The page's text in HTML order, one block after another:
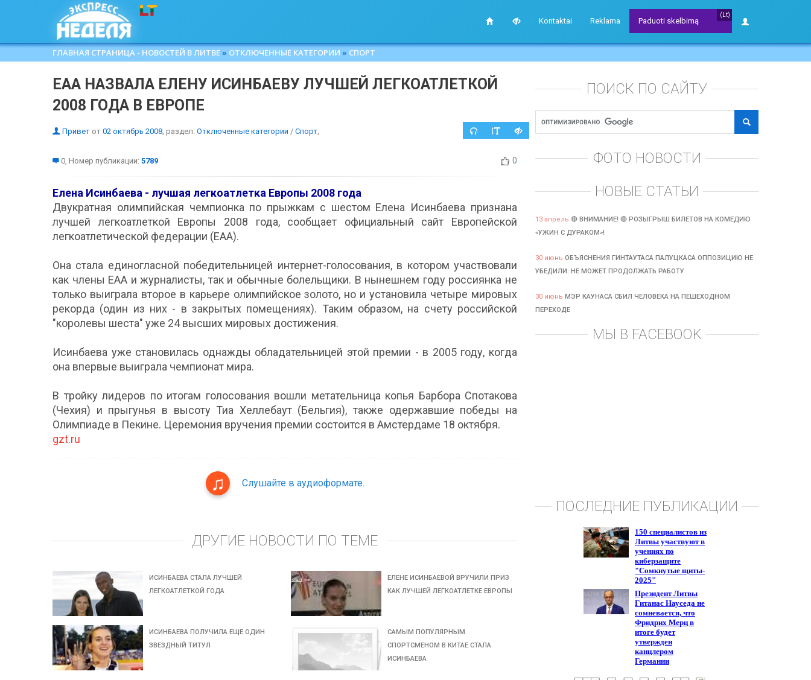
Kontaktai Reklama
(Lt)
Paduoti skelbimą
ГЛАВНАЯ СТРАНИЦА - НОВОСТЕЙ В ЛИТВЕ » ОТКЛЮЧЕННЫЕ КАТЕГОРИИ » СПОРТ
EAA НАЗВАЛА ЕЛЕНУ ИСИНБАЕВУ ЛУЧШЕЙ ЛЕГКОАТЛЕТКОЙ
2008 ГОДА В ЕВРОПЕ
Привет от 02 октябрь 2008, раздел: Отключенные категории / Спорт,
0, Номер публикации: 5789 0
Елена Исинбаева - лучшая легкоатлетка Европы 2008 года
Двукратная олимпийская чемпионка по прыжкам с шестом Елена Исинбаева признана
лучшей легкоатлеткой Европы 2008 года, сообщает официальный сайт Европейской
легкоатлетической федерации (ЕАА).
Она стала единогласной победительницей интернет-голосования, в котором участвовали
как члены ЕАА и журналисты, так и обычные болельщики. В нынешнем году россиянка не
только выиграла второе в карьере олимпийское золото, но и установила четыре мировых
рекорда (один из них - в закрытых помещениях). Таким образом, на счету российской
"королевы шеста" уже 24 высших мировых достижения.
Исинбаева уже становилась однажды обладательницей этой премии - в 2005 году, когда
она впервые выиграла чемпионат мира.
В тройку лидеров по итогам голосования вошли метательница копья Барбора Спотакова
(Чехия) и прыгунья в высоту Тиа Хеллебаут (Бельгия), также одержавшие победы на
Олимпиаде в Пекине. Церемония вручения премии состоится в Амстердаме 18 октября.
gzt.ru
Слушайте в аудиоформате.
ДРУГИЕ НОВОСТИ ПО ТЕМЕ
ИСИНБАЕВА СТАЛА ЛУЧШЕЙ
ЛЕГКОАТЛЕТКОЙ ГОДА
ЕЛЕНЕ ИСИНБАЕВОЙ ВРУЧИЛИ ПРИЗ
КАК ЛУЧШЕЙ ЛЕГКОАТЛЕТКЕ ЕВРОПЫ
ИСИНБАЕВА ПОЛУЧИЛА ЕЩЕ ОДИН
ЗВЕЗДНЫЙ ТИТУЛ
САМЫМ ПОПУЛЯРНЫМ
СПОРТСМЕНОМ В КИТАЕ СТАЛА
ИСИНБАЕВА
ПОИСК ПО САЙТУ
ФОТО НОВОСТИ
НОВЫЕ СТАТЬИ
13 апрель 🔴 ВНИМАНИЕ! 🔴 РОЗЫГРЫШ БИЛЕТОВ НА КОМЕДИЮ
«УЖИН С ДУРАКОМ»!
30 июнь ОБЪЯСНЕНИЯ ГИНТАУТАСА ПАЛУЦКАСА ОППОЗИЦИЮ НЕ
УБЕДИЛИ: НЕ МОЖЕТ ПРОДОЛЖАТЬ РАБОТУ
30 июнь МЭР КАУНАСА СБИЛ ЧЕЛОВЕКА НА ПЕШЕХОДНОМ
ПЕРЕХОДЕ
МЫ В FACEBOOK
ПОСЛЕДНИЕ ПУБЛИКАЦИИ